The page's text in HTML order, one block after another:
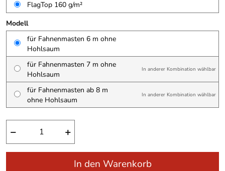
FlagTop 160 g/m²
Modell
für Fahnenmasten 6 m ohne
Hohlsaum
für Fahnenmasten 7 m ohne
Hohlsaum
In anderer Kombination wählbar
für Fahnenmasten ab 8 m
ohne Hohlsaum
In anderer Kombination wählbar
− +
In den Warenkorb